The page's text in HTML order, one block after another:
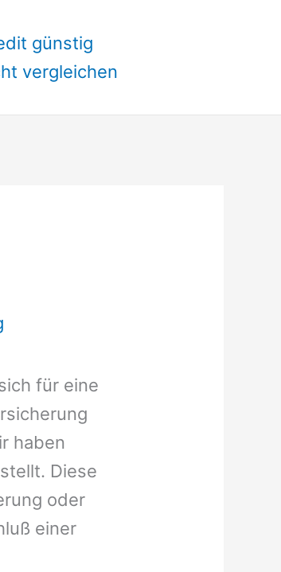
günstig
vergleichen
für eine
haben
Diese
oder
einer